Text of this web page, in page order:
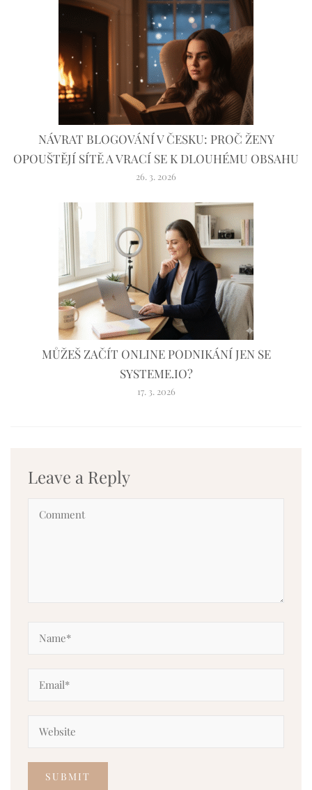
NÁVRAT BLOGOVÁNÍ V ČESKU: PROČ ŽENY
OPOUŠTĚJÍ SÍTĚ A VRACÍ SE K DLOUHÉMU OBSAHU
26. 3. 2026
MŮŽEŠ ZAČÍT ONLINE PODNIKÁNÍ JEN SE
SYSTEME.IO?
17. 3. 2026
Leave a Reply